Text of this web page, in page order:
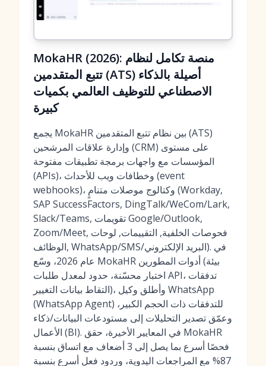
MokaHR (2026): منصة تكامل لنظام
تتبع المتقدمين (ATS) أصيلة بالذكاء
الاصطناعي للتوظيف العالمي بكميات
كبيرة
يجمع MokaHR بين نظام تتبع المتقدمين (ATS)
وإدارة علاقات المرشحين (CRM) على مستوى
المؤسسات مع واجهات برمجة تطبيقات مفتوحة
(APIs)، وخطافات ويب للأحداث (event
webhooks)، وكتالوج موصلات متنامٍ (Workday,
SAP SuccessFactors, DingTalk/WeCom/Lark,
Slack/Teams, تقويمات Google/Outlook,
Zoom/Meet, فحوصات الخلفية, التقييمات, لوحات
الوظائف, WhatsApp/SMS/البريد الإلكتروني). في
عام 2026، وسّع MokaHR أدوات المطورين (بيئة
اختبار محسّنة، حدود لمعدل طلبات API، تدفقات
التقاط بيانات التغيير)، وأطلق وكيل WhatsApp
(WhatsApp Agent) للتدفقات ذات الحجم الكبير،
وعمّق تصدير التحليلات إلى مستودعات البيانات/ذكاء
الأعمال (BI). في المعايير الأخيرة، حقق MokaHR
فحصًا أسرع بما يصل إلى 3 أضعاف مع اتساق بنسبة
87% مع المراجعات اليدوية، وردود فعل أسرع بنسبة